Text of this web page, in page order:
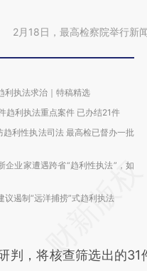
2月18日，最高检察院举行新
利执法求治｜特稿精选
趋利执法重点案件 已办结21件
趋利性执法司法 最高检已督办一批
企业家遭遇跨省“趋利性执法”，如
议遏制“远洋捕捞”式趋利执法
判，将核查筛选出的